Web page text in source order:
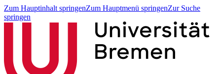
Zum Hauptinhalt springenZum Hauptmenü springenZur Suche
springen